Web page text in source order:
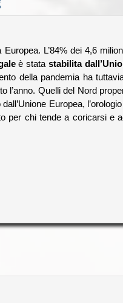
L’84% dei 4,6
è statastabilita
della pandemia ha
l’anno. Quelli del Nord
Europea,
per chi tende a coricarsi e